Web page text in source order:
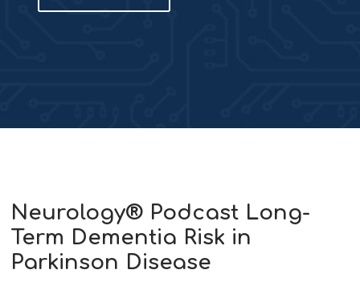
Neurology® Podcast Long-
Term Dementia Risk in
Parkinson Disease